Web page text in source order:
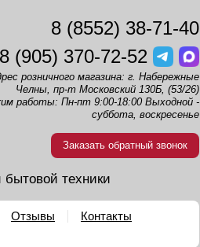
8 (8552) 38-71-40
8 (905) 370-72-52
розничного магазина: г. Набережные
Челны, пр-т Московский 130Б, (53/26)
работы: Пн-пт 9:00-18:00 Выходной -
суббота, воскресенье
Заказать обратный звонок
бытовой техники
Отзывы
Контакты